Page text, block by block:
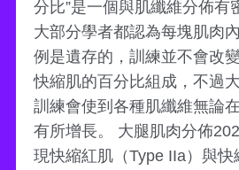
分比”是一個與肌纖維分佈有
大部分學者都認為每塊肌肉
例是遺存的，訓練並不會改
快縮肌的百分比組成，不過
訓練會使到各種肌纖維無論
有所增長。 大腿肌肉分佈
現快縮紅肌（Type IIa）與快